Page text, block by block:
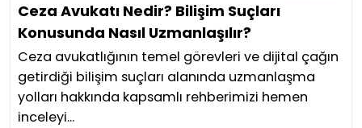
Ceza Avukatı Nedir? Bilişim Suçları
Konusunda Nasıl Uzmanlaşılır?
Ceza avukatlığının temel görevleri ve dijital çağın
getirdiği bilişim suçları alanında uzmanlaşma
yolları hakkında kapsamlı rehberimizi hemen
inceleyi...